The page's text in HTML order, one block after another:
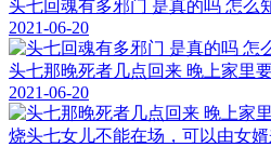
头七回魂有多邪门 是真的吗 怎么
2021-06-20
头七那晚死者几点回来 晚上家里
2021-06-20
烧头七女儿不能在场，可以由女